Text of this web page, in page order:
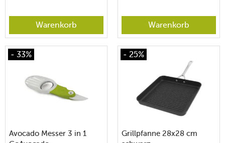
Warenkorb Warenkorb
- 33%
Avocado Messer 3 in 1
- 25%
Grillpfanne 28x28 cm